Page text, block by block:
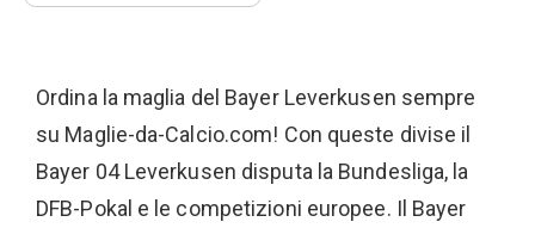
Ordina la maglia del Bayer Leverkusen sempre
su Maglie-da-Calcio.com! Con queste divise il
Bayer 04 Leverkusen disputa la Bundesliga, la
DFB-Pokal e le competizioni europee. Il Bayer